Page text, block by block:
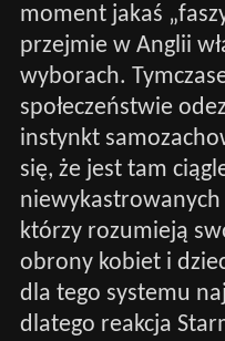
moment jakaś
przejmie w Anglii
wyborach.
społeczeństwie
instynkt
się, że jest tam
niewykastrowanych
którzy rozumieją
obrony kobiet i
dla tego systemu
dlatego reakcja